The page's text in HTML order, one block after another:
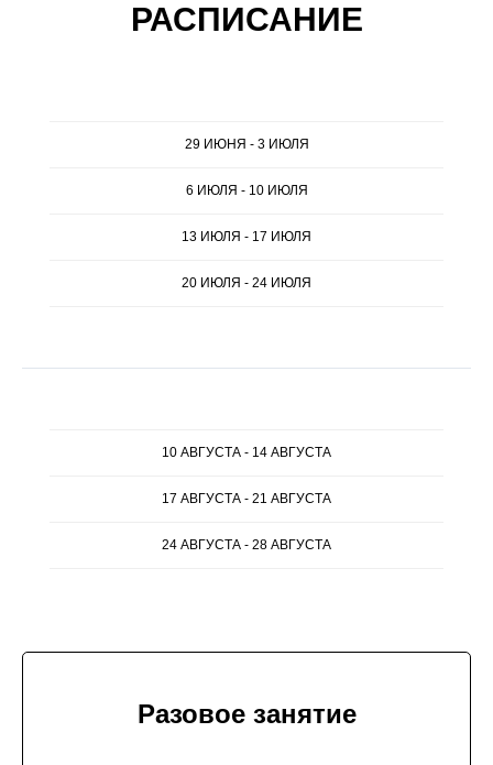
РАСПИСАНИЕ
29 ИЮНЯ - 3 ИЮЛЯ
6 ИЮЛЯ - 10 ИЮЛЯ
13 ИЮЛЯ - 17 ИЮЛЯ
20 ИЮЛЯ - 24 ИЮЛЯ
10 АВГУСТА - 14 АВГУСТА
17 АВГУСТА - 21 АВГУСТА
24 АВГУСТА - 28 АВГУСТА
Разовое занятие